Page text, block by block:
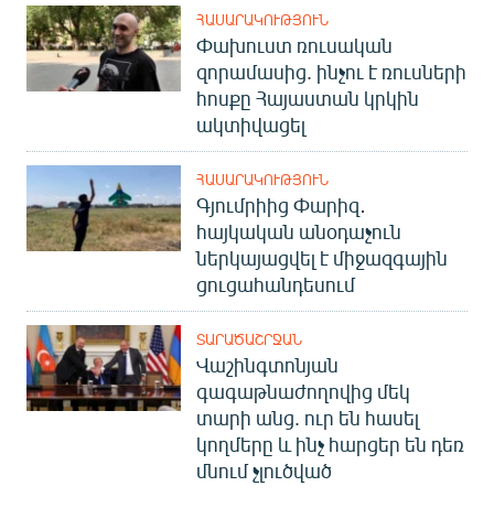
ՀԱՍԱՐԱԿՈՒԹՅՈՒՆ
Փախուստ ռուսական
զորամասից. ինչու է ռուսների
հոսքը Հայաստան կրկին
ակտիվացել
ՀԱՍԱՐԱԿՈՒԹՅՈՒՆ
Գյումրիից Փարիզ․
հայկական անօդաչուն
ներկայացվել է միջազգային
ցուցահանդեսում
ՏԱՐԱԾԱՇՐՋԱՆ
Վաշինգտոնյան
գագաթնաժողովից մեկ
տարի անց. ուր են հասել
կողմերը և ինչ հարցեր են դեռ
մնում չլուծված